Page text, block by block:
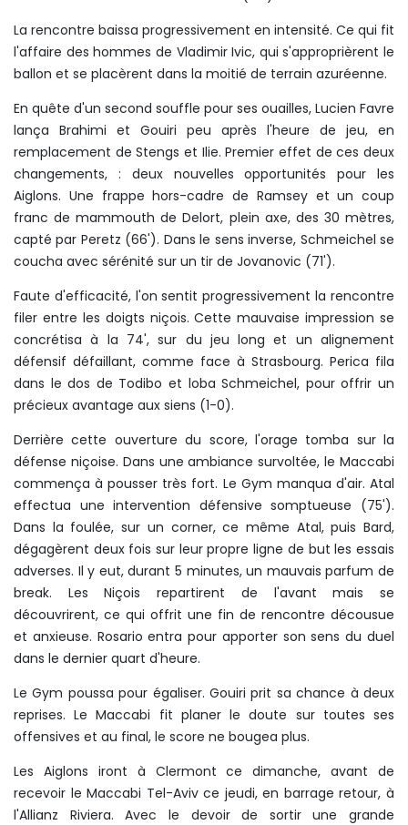
La rencontre baissa progressivement en intensité. Ce qui fit
l'affaire des hommes de Vladimir Ivic, qui s'approprièrent le
ballon et se placèrent dans la moitié de terrain azuréenne.
En quête d'un second souffle pour ses ouailles, Lucien Favre
lança Brahimi et Gouiri peu après l'heure de jeu, en
remplacement de Stengs et Ilie. Premier effet de ces deux
changements, : deux nouvelles opportunités pour les
Aiglons. Une frappe hors-cadre de Ramsey et un coup
franc de mammouth de Delort, plein axe, des 30 mètres,
capté par Peretz (66'). Dans le sens inverse, Schmeichel se
coucha avec sérénité sur un tir de Jovanovic (71').
Faute d'efficacité, l'on sentit progressivement la rencontre
filer entre les doigts niçois. Cette mauvaise impression se
concrétisa à la 74', sur du jeu long et un alignement
défensif défaillant, comme face à Strasbourg. Perica fila
dans le dos de Todibo et loba Schmeichel, pour offrir un
précieux avantage aux siens (1-0).
Derrière cette ouverture du score, l'orage tomba sur la
défense niçoise. Dans une ambiance survoltée, le Maccabi
commença à pousser très fort. Le Gym manqua d'air. Atal
effectua une intervention défensive somptueuse (75').
Dans la foulée, sur un corner, ce même Atal, puis Bard,
dégagèrent deux fois sur leur propre ligne de but les essais
adverses. Il y eut, durant 5 minutes, un mauvais parfum de
break. Les Niçois repartirent de l'avant mais se
découvrirent, ce qui offrit une fin de rencontre décousue
et anxieuse. Rosario entra pour apporter son sens du duel
dans le dernier quart d'heure.
Le Gym poussa pour égaliser. Gouiri prit sa chance à deux
reprises. Le Maccabi fit planer le doute sur toutes ses
offensives et au final, le score ne bougea plus.
Les Aiglons iront à Clermont ce dimanche, avant de
recevoir le Maccabi Tel-Aviv ce jeudi, en barrage retour, à
l'Allianz Riviera. Avec le devoir de sortir une grande